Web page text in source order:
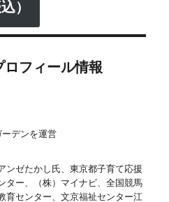
）
ロフィール情報
デンを運営
ンゼたかし氏、東京都子育て応援
ター、（株）マイナビ、全国競馬
育センター、文京福祉センター江